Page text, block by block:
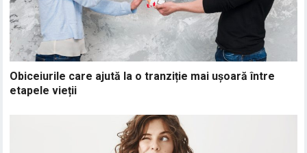
Obiceiurile care ajută la o tranziție mai ușoară între
etapele vieții